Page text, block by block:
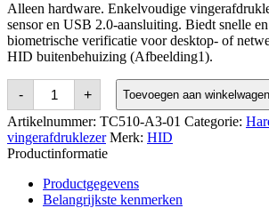
Alleen hardware. Enkelvoudige
sensor en USB 2.0-aansluiting. Biedt snelle
biometrische verificatie voor desktop- of
HID buitenbehuizing (Afbeelding1).
-
HID
EikonTouch
TC510
USB
Fingerprint
Reader
+ Toevoegen aan winkelwagen
Artikelnummer: TC510-A3-01 Categorie:
vingerafdruklezer Merk: HID
Productinformatie
Productgegevens
Belangrijkste kenmerken